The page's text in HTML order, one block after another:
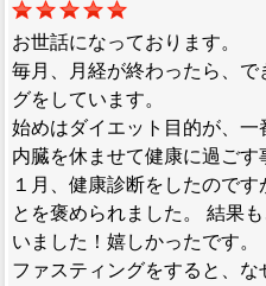
お世話になっております。
毎月、月経が終わったら、
グをしています。
始めはダイエット目的が、一
内臓を休ませて健康に過ごす
１月、健康診断をしたので
とを褒められました。 結果
いました！嬉しかったです。
ファスティングをすると、